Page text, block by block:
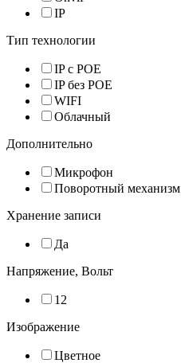
IP
Тип технологии
IP с POE
IP без POE
WIFI
Облачный
Дополнительно
Микрофон
Поворотный механизм
Хранение записи
Да
Напряжение, Вольт
12
Изображение
Цветное